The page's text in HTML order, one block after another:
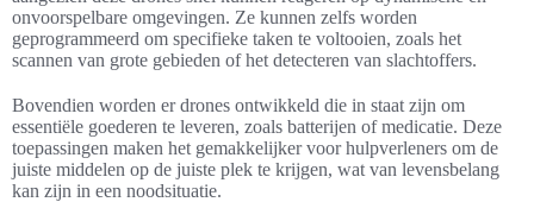
onvoorspelbare omgevingen. Ze kunnen zelfs worden
geprogrammeerd om specifieke taken te voltooien, zoals het
scannen van grote gebieden of het detecteren van slachtoffers.
Bovendien worden er drones ontwikkeld die in staat zijn om
essentiële goederen te leveren, zoals batterijen of medicatie. Deze
toepassingen maken het gemakkelijker voor hulpverleners om de
juiste middelen op de juiste plek te krijgen, wat van levensbelang
kan zijn in een noodsituatie.